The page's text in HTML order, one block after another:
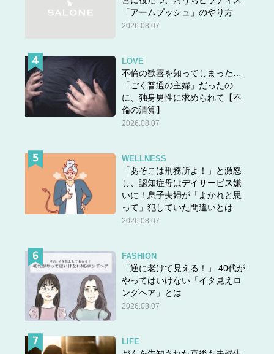
「アームプッシュ」のやり方
2026.08.07
LOVE
不倫の歓喜を知ってしまった…
「ごく普通の主婦」だったの
に、独身男性に求められて【不
倫の清算】
2026.08.07
WELLNESS
「あそこは刑務所よ！」と激怒
し、認知症母はデイサービス嫌
いに！息子夫婦が「よかれと思
って」犯していた間違いとは
2026.08.07
FASHION
「逆に老けて見える！」 40代が
やってはいけない「イタ見えロ
ングヘア」とは
2026.08.07
LIFE